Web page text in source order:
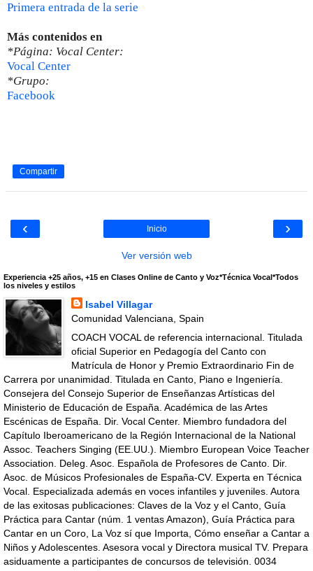
Primera entrada de la serie
Más contenidos en
*Página: Vocal Center:
Vocal Center
*Grupo:
Facebook
Compartir
‹ ›
Inicio
Ver versión web
Experiencia +25 años, +15 en Clases Online de Canto y Voz*Técnica Vocal*Todos
los niveles y estilos
Isabel Villagar
Comunidad Valenciana, Spain
COACH VOCAL de referencia internacional. Titulada
oficial Superior en Pedagogía del Canto con
Matrícula de Honor y Premio Extraordinario Fin de
Carrera por unanimidad. Titulada en Canto, Piano e Ingeniería.
Consejera del Consejo Superior de Enseñanzas Artísticas del
Ministerio de Educación de España. Académica de las Artes
Escénicas de España. Dir. Vocal Center. Miembro fundadora del
Capítulo Iberoamericano de la Región Internacional de la National
Assoc. Teachers Singing (EE.UU.). Miembro European Voice Teacher
Association. Deleg. Asoc. Española de Profesores de Canto. Dir.
Asoc. de Músicos Profesionales de España-CV. Experta en Técnica
Vocal. Especializada además en voces infantiles y juveniles. Autora
de las exitosas publicaciones: Claves de la Voz y el Canto, Guía
Práctica para Cantar (núm. 1 ventas Amazon), Guía Práctica para
Cantar en un Coro, La Voz sí que Importa, Cómo enseñar a Cantar a
Niños y Adolescentes. Asesora vocal y Directora musical TV. Prepara
asiduamente a participantes de concursos de televisión. 0034